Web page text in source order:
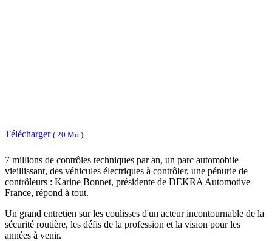
Télécharger ( 20 Mo )
7 millions de contrôles techniques par an, un parc automobile
vieillissant, des véhicules électriques à contrôler, une pénurie de
contrôleurs : Karine Bonnet, présidente de DEKRA Automotive
France, répond à tout.
Un grand entretien sur les coulisses d'un acteur incontournable de la
sécurité routière, les défis de la profession et la vision pour les
années à venir.